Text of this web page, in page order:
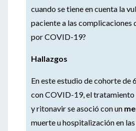
cuando se tiene en cuenta la
paciente a las complicaciones
por COVID-19?
Hallazgos
En este estudio de cohorte de
con COVID-19, el
y ritonavir se asoció con un
muerte u hospitalización en